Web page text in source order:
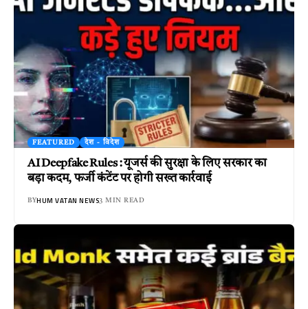
FEATURED देश - विदेश
AI Deepfake Rules : यूजर्स की सुरक्षा के लिए सरकार का
बड़ा कदम, फर्जी कंटेंट पर होगी सख्त कार्रवाई
BYHUM VATAN NEWS3 MIN READ